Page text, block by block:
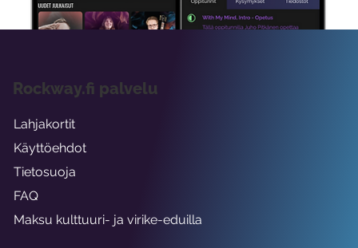
Rockway.fi palvelu
Lahjakortit
Käyttöehdot
Tietosuoja
FAQ
Maksu kulttuuri- ja virike-eduilla